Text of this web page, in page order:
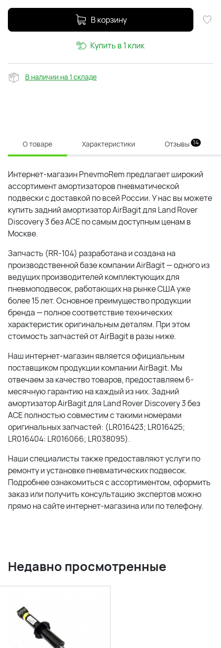
В корзину
Купить в 1 клик
В наличии на 1 складе
О товаре Характеристики Отзывы 14
Интернет-магазин PnevmoRem предлагает широкий
ассортимент амортизаторов пневматической
подвески с доставкой по всей России. У нас вы можете
купить задний амортизатор AirBagit для Land Rover
Discovery 3 без ACE по самым доступным ценам в
Москве.
Запчасть (RR-104) разработана и создана на
производственной базе компании AirBagit — одного из
ведущих производителей комплектующих для
пневмоподвесок, работающих на рынке США уже
более 15 лет. Основное преимущество продукции
бренда — полное соответствие технических
характеристик оригинальным деталям. При этом
стоимость запчастей от AirBagit в разы ниже.
Наш интернет-магазин является официальным
поставщиком продукции компании AirBagit. Мы
отвечаем за качество товаров, предоставляем 6-
месячную гарантию на каждый из них. Задний
амортизатор AirBagit для Land Rover Discovery 3 без
ACE полностью совместим с такими номерами
оригинальных запчастей: (LR016423; LR016425;
LR016404: LR016066; LR038095).
Наши специалисты также предоставляют услуги по
ремонту и установке пневматических подвесок.
Подробнее ознакомиться с ассортиментом, оформить
заказ или получить консультацию экспертов можно
прямо на сайте интернет-магазина или по телефону.
Недавно просмотренные